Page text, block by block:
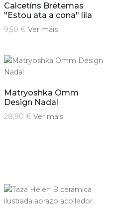
Calcetíns Brétemas
"Estou ata a cona" lila
9,50 € Ver máis
Matryoshka Omm
Design Nadal
28,90 € Ver máis